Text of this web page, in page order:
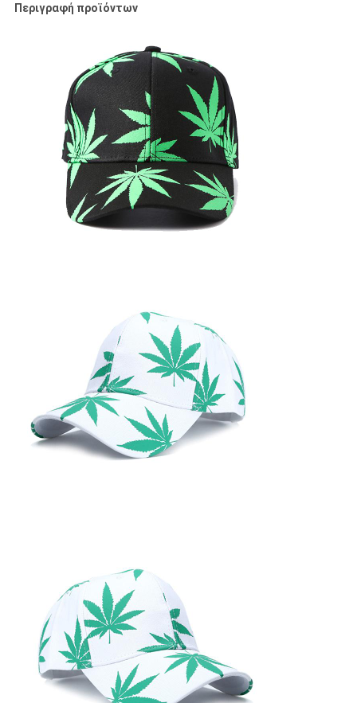
Περιγραφή προϊόντων